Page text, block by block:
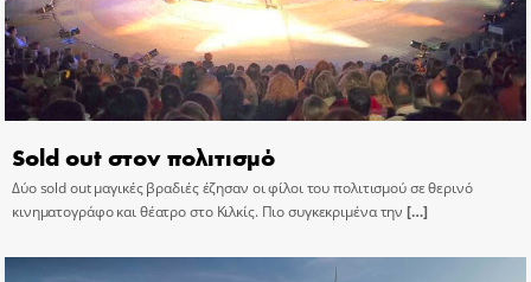
Sold out στον πολιτισμό
Δύο sold out μαγικές βραδιές έζησαν οι φίλοι του πολιτισμού σε θερινό
κινηματογράφο και θέατρο στο Κιλκίς. Πιο συγκεκριμένα την […]